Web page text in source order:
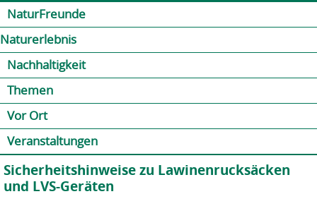
NaturFreunde
Naturerlebnis
Nachhaltigkeit
Themen
Vor Ort
Veranstaltungen
Sicherheitshinweise zu Lawinenrucksäcken
und LVS-Geräten